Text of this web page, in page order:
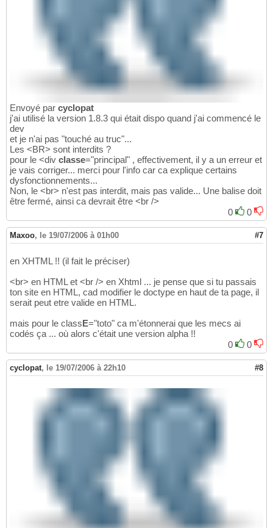
Envoyé par cyclopat
j'ai utilisé la version 1.8.3 qui était dispo quand j'ai commencé le
dev
et je n'ai pas "touché au truc"...
Les <BR> sont interdits ?
pour le <div classe="principal" , effectivement, il y a un erreur et
je vais corriger... merci pour l'info car ca explique certains
dysfonctionnements...
Non, le <br> n'est pas interdit, mais pas valide... Une balise doit
être fermé, ainsi ca devrait être <br />
0
0
Maxoo, le 19/07/2006 à 01h00 #7
en XHTML !! (il fait le préciser)
<br> en HTML et <br /> en Xhtml ... je pense que si tu passais
ton site en HTML, cad modifier le doctype en haut de ta page, il
serait peut etre valide en HTML.
mais pour le classE="toto" ca m'étonnerai que les mecs ai
codés ça ... où alors c'était une version alpha !!
0
0
cyclopat, le 19/07/2006 à 22h10 #8